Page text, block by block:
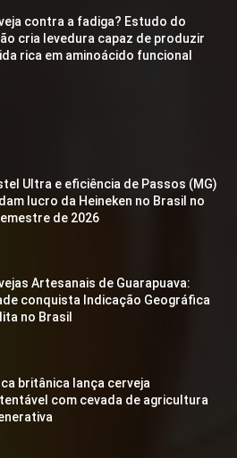
contra a fadiga? Estudo do
cria levedura capaz de produzir
rica em aminoácido funcional
Ultra e eficiência de Passos (MG)
lucro da Heineken no Brasil no
de 2026
Artesanais de Guarapuava:
conquista Indicação Geográfica
no Brasil
britânica lança cerveja
com cevada de agricultura